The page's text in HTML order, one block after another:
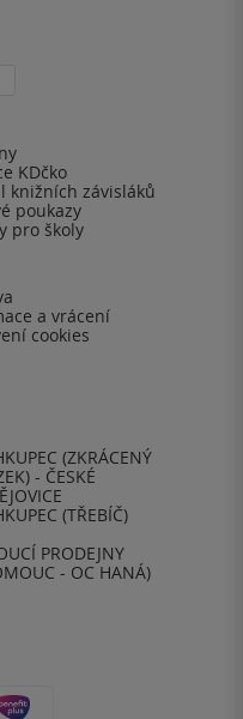
KDčko
knižních závisláků
poukazy
pro školy
a vrácení
cookies
(ZKRÁCENÝ
- ČESKÉ
(TŘEBÍČ)
PRODEJNY
- OC HANÁ)